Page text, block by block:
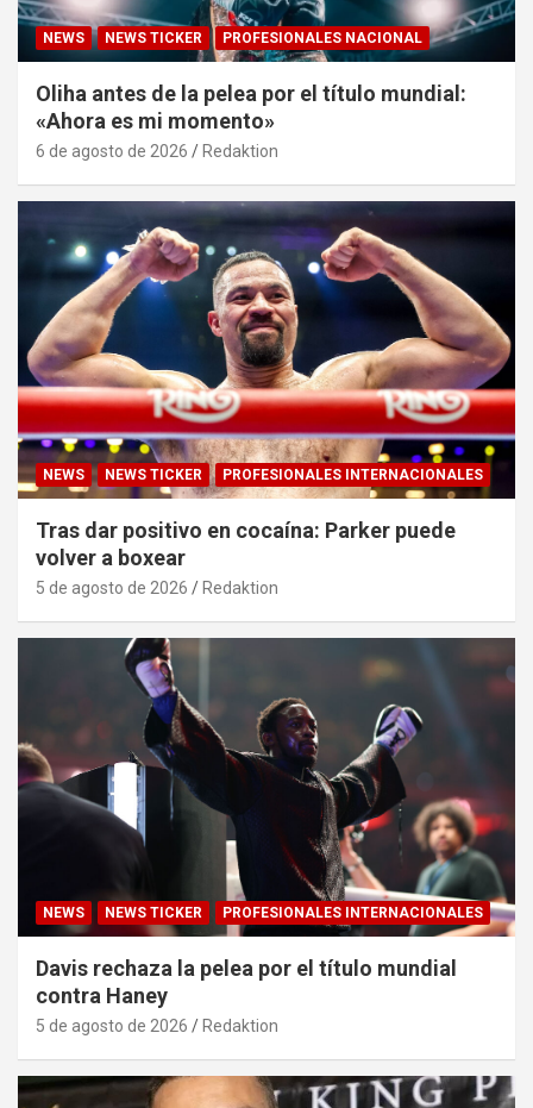
NEWS NEWS TICKER PROFESIONALES NACIONAL
Oliha antes de la pelea por el título mundial:
«Ahora es mi momento»
6 de agosto de 2026 Redaktion
NEWS NEWS TICKER PROFESIONALES INTERNACIONALES
Tras dar positivo en cocaína: Parker puede
volver a boxear
5 de agosto de 2026 Redaktion
NEWS NEWS TICKER PROFESIONALES INTERNACIONALES
Davis rechaza la pelea por el título mundial
contra Haney
5 de agosto de 2026 Redaktion